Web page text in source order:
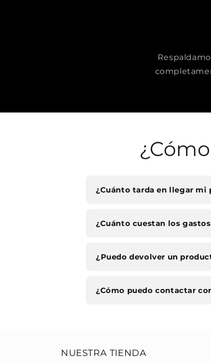
¿Cuánto tarda en llegar mi
¿Cuánto cuestan los
¿Puedo devolver un
¿Cómo puedo contactar
NUESTRA TIENDA